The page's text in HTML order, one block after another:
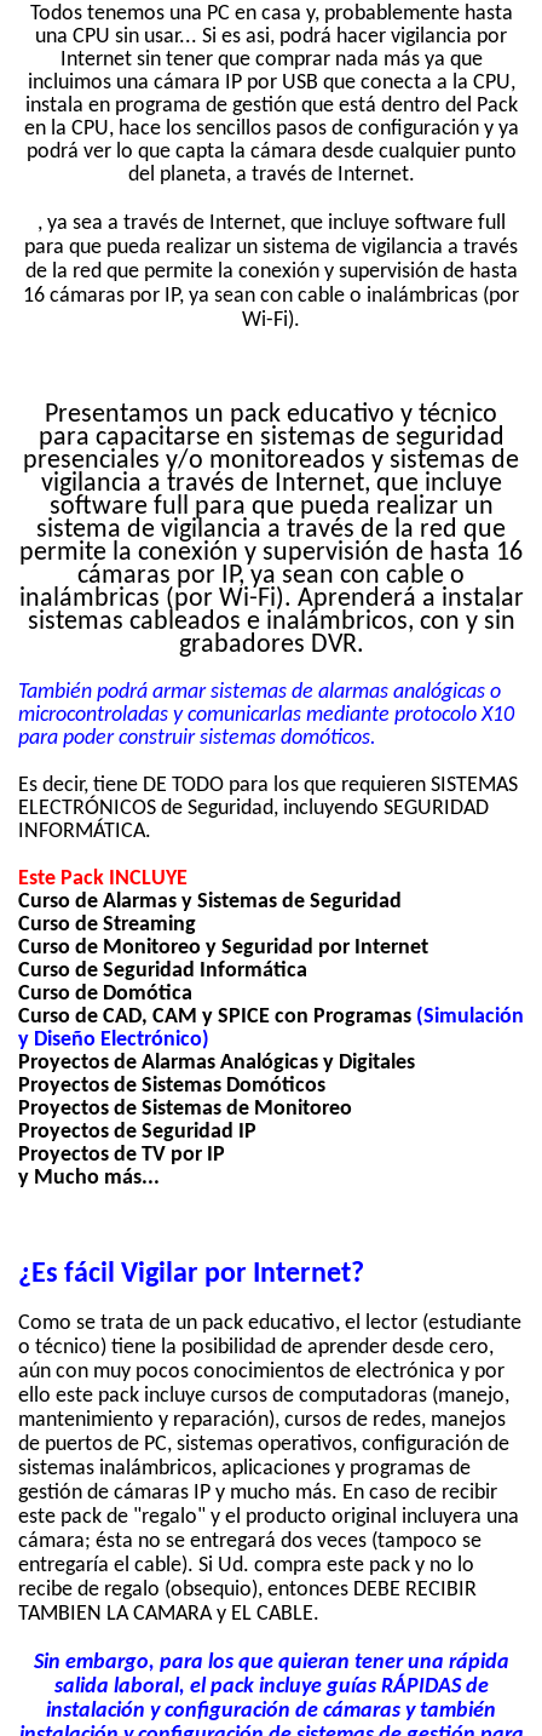
Todos tenemos una PC en casa y, probablemente hasta
una CPU sin usar... Si es asi, podrá hacer vigilancia por
Internet sin tener que comprar nada más ya que
incluimos una cámara IP por USB que conecta a la CPU,
instala en programa de gestión que está dentro del Pack
en la CPU, hace los sencillos pasos de configuración y ya
podrá ver lo que capta la cámara desde cualquier punto
del planeta, a través de Internet.
, ya sea a través de Internet, que incluye software full
para que pueda realizar un sistema de vigilancia a través
de la red que permite la conexión y supervisión de hasta
16 cámaras por IP, ya sean con cable o inalámbricas (por
Wi-Fi).
Presentamos un pack educativo y técnico
para capacitarse en sistemas de seguridad
presenciales y/o monitoreados y sistemas de
vigilancia a través de Internet, que incluye
software full para que pueda realizar un
sistema de vigilancia a través de la red que
permite la conexión y supervisión de hasta 16
cámaras por IP, ya sean con cable o
inalámbricas (por Wi-Fi). Aprenderá a instalar
sistemas cableados e inalámbricos, con y sin
grabadores DVR.
También podrá armar sistemas de alarmas analógicas o
microcontroladas y comunicarlas mediante protocolo X10
para poder construir sistemas domóticos.
Es decir, tiene DE TODO para los que requieren SISTEMAS
ELECTRÓNICOS de Seguridad, incluyendo SEGURIDAD
INFORMÁTICA.
Este Pack INCLUYE
Curso de Alarmas y Sistemas de Seguridad
Curso de Streaming
Curso de Monitoreo y Seguridad por Internet
Curso de Seguridad Informática
Curso de Domótica
Curso de CAD, CAM y SPICE con Programas (Simulación
y Diseño Electrónico)
Proyectos de Alarmas Analógicas y Digitales
Proyectos de Sistemas Domóticos
Proyectos de Sistemas de Monitoreo
Proyectos de Seguridad IP
Proyectos de TV por IP
y Mucho más...
¿Es fácil Vigilar por Internet?
Como se trata de un pack educativo, el lector (estudiante
o técnico) tiene la posibilidad de aprender desde cero,
aún con muy pocos conocimientos de electrónica y por
ello este pack incluye cursos de computadoras (manejo,
mantenimiento y reparación), cursos de redes, manejos
de puertos de PC, sistemas operativos, configuración de
sistemas inalámbricos, aplicaciones y programas de
gestión de cámaras IP y mucho más. En caso de recibir
este pack de "regalo" y el producto original incluyera una
cámara; ésta no se entregará dos veces (tampoco se
entregaría el cable). Si Ud. compra este pack y no lo
recibe de regalo (obsequio), entonces DEBE RECIBIR
TAMBIEN LA CAMARA y EL CABLE.
Sin embargo, para los que quieran tener una rápida
salida laboral, el pack incluye guías RÁPIDAS de
instalación y configuración de cámaras y también